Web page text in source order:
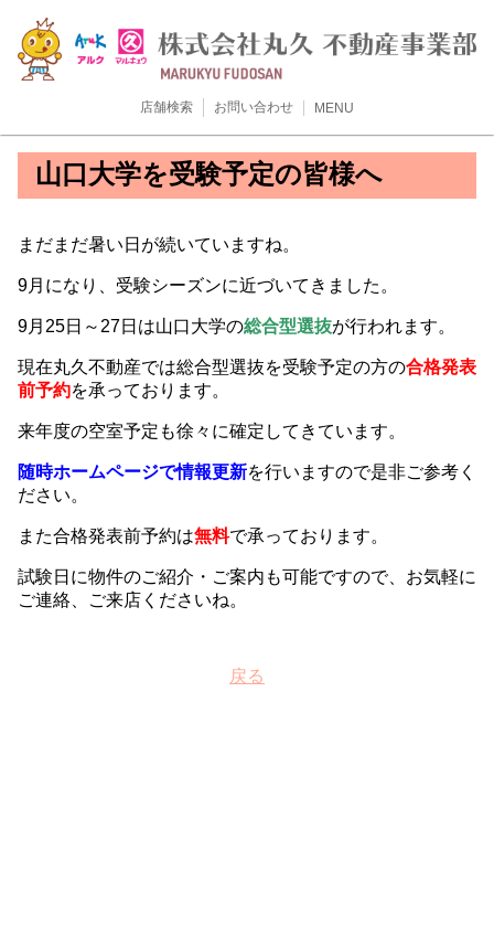
店舗検索 お問い合わせ MENU
山口大学を受験予定の皆様へ
まだまだ暑い日が続いていますね。
9月になり、受験シーズンに近づいてきました。
9月25日～27日は山口大学の総合型選抜が行われます。
現在丸久不動産では総合型選抜を受験予定の方の合格発表
前予約を承っております。
来年度の空室予定も徐々に確定してきています。
随時ホームページで情報更新を行いますので是非ご参考く
ださい。
また合格発表前予約は無料で承っております。
試験日に物件のご紹介・ご案内も可能ですので、お気軽に
ご連絡、ご来店くださいね。
戻る